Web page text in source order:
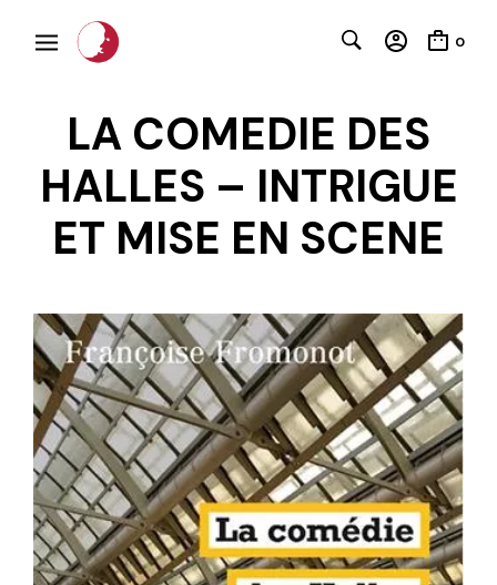
0
LA COMEDIE DES
HALLES – INTRIGUE
ET MISE EN SCENE